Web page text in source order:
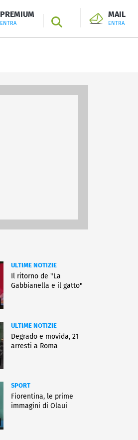
PREMIUM
ENTRA SEARCH
MAIL
ENTRA
ULTIME NOTIZIE
Il ritorno de "La
Gabbianella e il gatto"
ULTIME NOTIZIE
Degrado e movida, 21
arresti a Roma
SPORT
Fiorentina, le prime
immagini di Olaui